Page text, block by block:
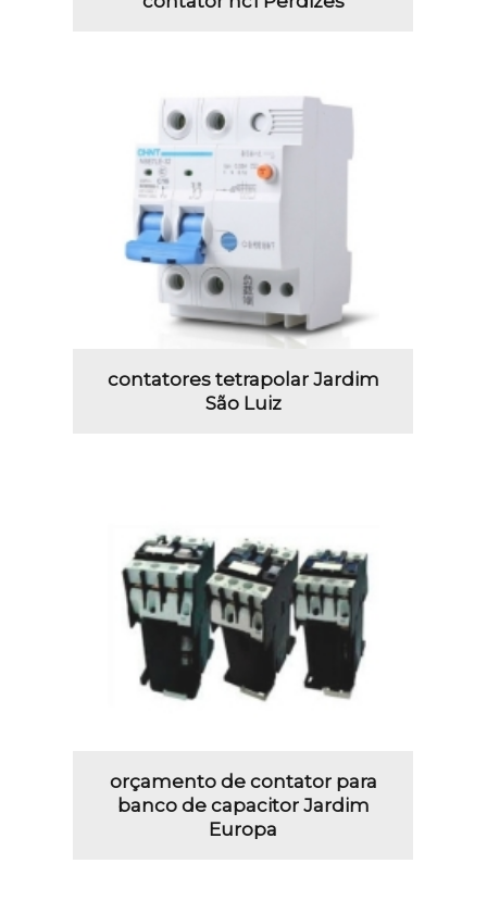
contatores tetrapolar Jardim
São Luiz
orçamento de contator para
banco de capacitor Jardim
Europa